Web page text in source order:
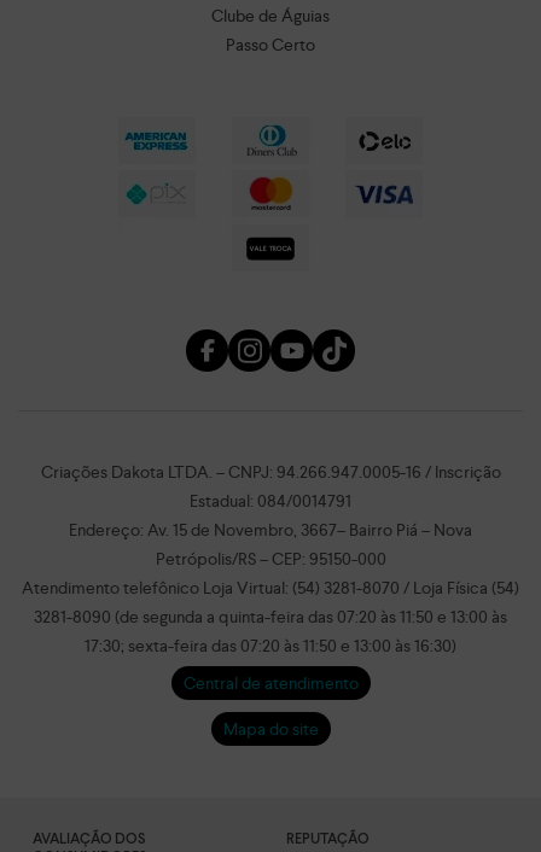
Clube de Águias
Passo Certo
Criações Dakota LTDA. – CNPJ: 94.266.947.0005-16 / Inscrição
Estadual: 084/0014791
Endereço: Av. 15 de Novembro, 3667– Bairro Piá – Nova
Petrópolis/RS – CEP: 95150-000
Atendimento telefônico Loja Virtual: (54) 3281-8070 / Loja Física (54)
3281-8090 (de segunda a quinta-feira das 07:20 às 11:50 e 13:00 às
17:30; sexta-feira das 07:20 às 11:50 e 13:00 às 16:30)
Central de atendimento
Mapa do site
AVALIAÇÃO DOS
REPUTAÇÃO